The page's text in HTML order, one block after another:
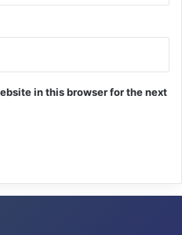
in this browser for the next